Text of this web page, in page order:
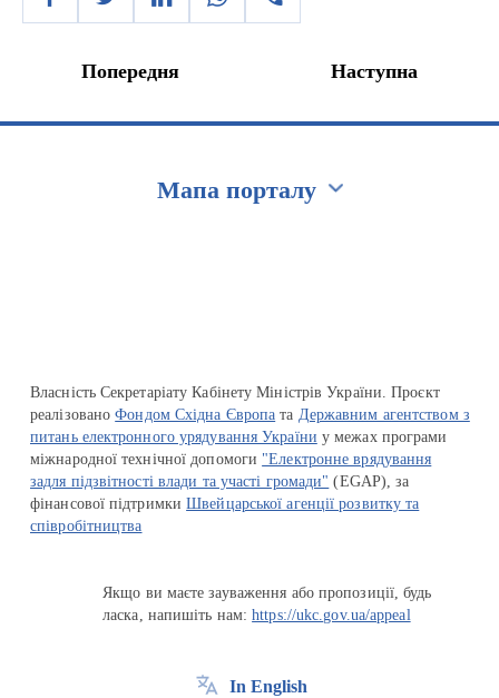
Попередня Наступна
Мапа порталу
Власність Секретаріату Кабінету Міністрів України. Проєкт
реалізованоФондом Східна Європа та Державним агентством з
питань електронного урядування України у межах програми
міжнародної технічної допомоги "Електронне врядування
задля підзвітності влади та участі громади" (EGAP), за
фінансової підтримкиШвейцарської агенції розвитку та
співробітництва
Якщо ви маєте зауваження або пропозиції, будь
ласка, напишіть нам:https://ukc.gov.ua/appeal
In English